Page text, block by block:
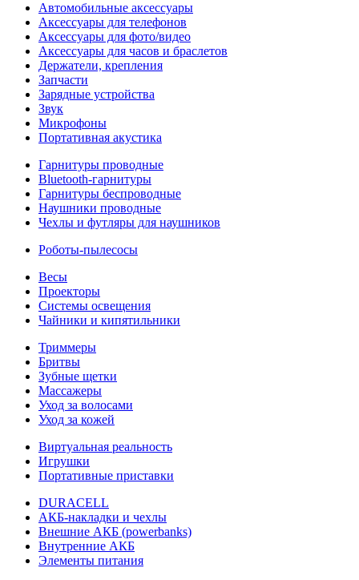
Автомобильные аксессуары
Аксессуары для телефонов
Аксессуары для фото/видео
Аксессуары для часов и браслетов
Держатели, крепления
Запчасти
Зарядные устройства
Звук
Микрофоны
Портативная акустика
Гарнитуры проводные
Bluetooth-гарнитуры
Гарнитуры беспроводные
Наушники проводные
Чехлы и футляры для наушников
Роботы-пылесосы
Весы
Проекторы
Системы освещения
Чайники и кипятильники
Триммеры
Бритвы
Зубные щетки
Массажеры
Уход за волосами
Уход за кожей
Виртуальная реальность
Игрушки
Портативные приставки
DURACELL
АКБ-накладки и чехлы
Внешние АКБ (powerbanks)
Внутренние АКБ
Элементы питания